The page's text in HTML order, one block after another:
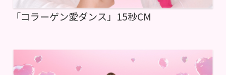
「コラーゲン愛ダンス」15秒CM